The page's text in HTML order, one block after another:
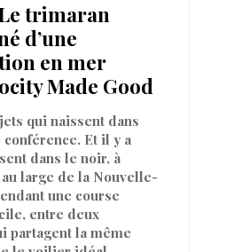
Le trimaran
d’une
en mer
Made Good
qui naissent dans
Et il y a
dans le noir, à
large de la Nouvelle-
une course
entre deux
partagent la même